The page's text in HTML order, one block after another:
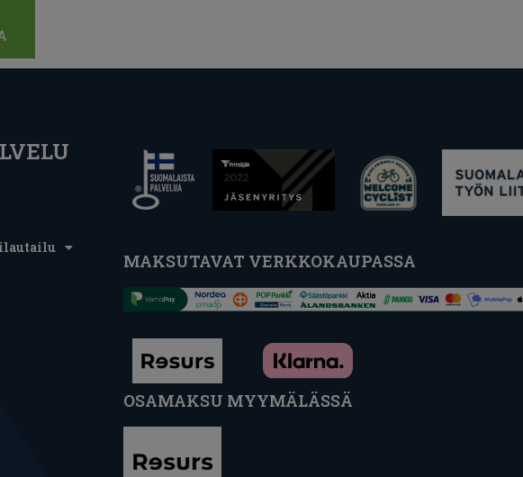
MAKSUTAVAT VERKKOKAUPASSA
OSAMAKSU MYYMÄLÄSSÄ